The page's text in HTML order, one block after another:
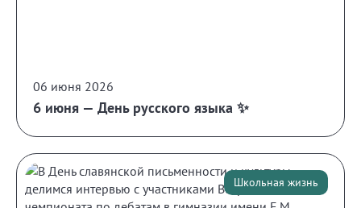
06 июня 2026
6 июня — День русского языка ✨
Школьная жизнь